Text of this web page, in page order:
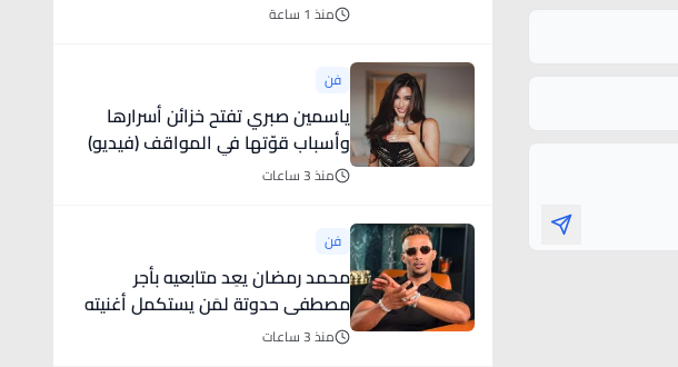
منذ 1 ساعة
فن
ياسمين صبري تفتح خزائن أسرارها
وأسباب قوّتها في المواقف (فيديو)
منذ 3 ساعات
فن
محمد رمضان يعِد متابعيه بأجر
مصطفى حدوتة لمَن يستكمل أغنيته
الجديدة
منذ 3 ساعات